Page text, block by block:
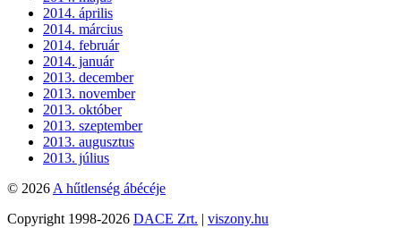
2014. április
2014. március
2014. február
2014. január
2013. december
2013. november
2013. október
2013. szeptember
2013. augusztus
2013. július
© 2026A hűtlenség ábécéje
Copyright 1998-2026 DACE Zrt. viszony.hu